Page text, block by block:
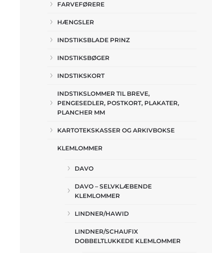
FARVEFØRERE
HÆNGSLER
INDSTIKSBLADE PRINZ
INDSTIKSBØGER
INDSTIKSKORT
INDSTIKSLOMMER TIL BREVE,
PENGESEDLER, POSTKORT, PLAKATER,
PLANCHER MM
KARTOTEKSKASSER OG ARKIVBOKSE
KLEMLOMMER
DAVO
DAVO – SELVKLÆBENDE
KLEMLOMMER
LINDNER/HAWID
LINDNER/SCHAUFIX
DOBBELTLUKKEDE KLEMLOMMER